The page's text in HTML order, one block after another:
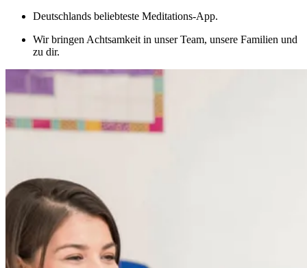
Deutschlands beliebteste Meditations-App.
Wir bringen Achtsamkeit in unser Team, unsere Familien und
zu dir.